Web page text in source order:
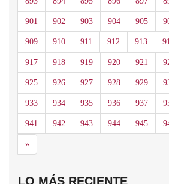
901 902 903 904 905
909 910 911 912 913
917 918 919 920 921
925 926 927 928 929
933 934 935 936 937
941 942 943 944 945
»Siguiente
LO MÁS RECIENTE